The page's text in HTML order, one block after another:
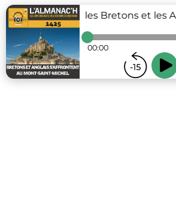
1425 : Quand les Bretons et les
00:00